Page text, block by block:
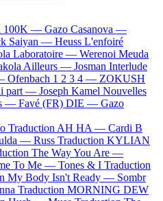
100K — Gazo Casanova —
Saiyan — Heuss L'enfoiré
Laboratoire — Werenoi Meuda
Ailleurs — Josman Interlude
Ofenbach 1 2 3 4 — ZOKUSH
part — Joseph Kamel Nouvelles
— Favé (FR) DIE — Gazo
Traduction AH HA — Cardi B
— Russ Traduction KYLIAN
The Way You Are —
To Me — Tones & I Traduction
My Body Isn't Ready — Sombr
Traduction MORNING DEW